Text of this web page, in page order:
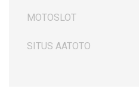
MOTOSLOT
SITUS AATOTO